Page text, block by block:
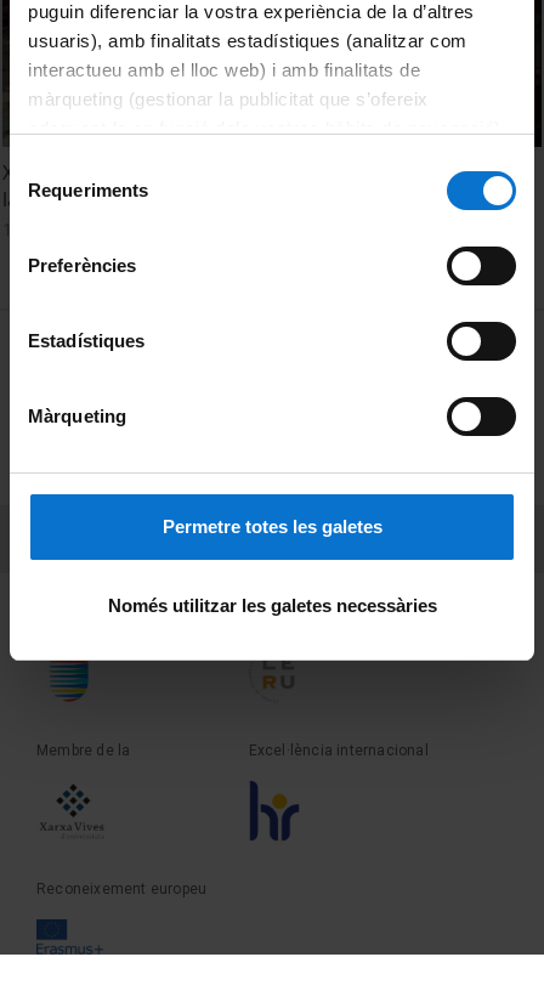
puguin diferenciar la vostra experiència de la d’altres
usuaris), amb finalitats estadístiques (analitzar com
interactueu amb el lloc web) i amb finalitats de
màrqueting (gestionar la publicitat que s’ofereix
consultar laPolítica de galetes del lloc web de la
Selecció
Requeriments
Preferències
Estadístiques
Màrqueting
Permetre totes les galetes
Només utilitzar les galetes necessàries
XXVIII Cicle de Música a la Universitat. Concert del Cor de
la UB. Desembre 2014
MENÚ PEU 1
Privadesa i termes
Sobre UBtv
Fundadora de la Membre de la
Membre de la Excel·lència internacional
Reconeixement europeu